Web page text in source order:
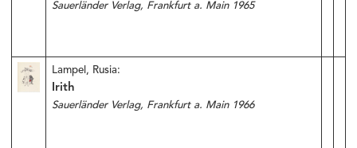
Sauerländer Verlag, Frankfurt a. Main 1965
Lampel, Rusia:
Irith
Sauerländer Verlag, Frankfurt a. Main 1966